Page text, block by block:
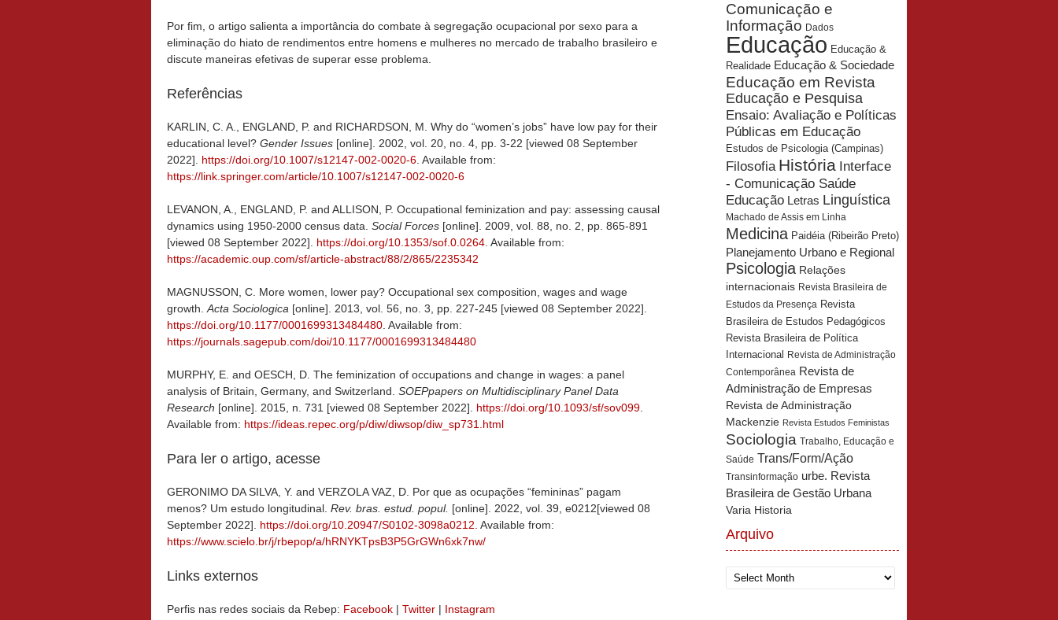
Por fim, o artigo salienta a importância do combate à segregação ocupacional por sexo para a
eliminação do hiato de rendimentos entre homens e mulheres no mercado de trabalho brasileiro e
discute maneiras efetivas de superar esse problema.
Referências
KARLIN, C. A., ENGLAND, P. and RICHARDSON, M. Why do “women’s jobs” have low pay for their
educational level? Gender Issues [online]. 2002, vol. 20, no. 4, pp. 3-22 [viewed 08 September
2022]. https://doi.org/10.1007/s12147-002-0020-6 . Available from:
https://link.springer.com/article/10.1007/s12147-002-0020-6
LEVANON, A., ENGLAND, P. and ALLISON, P. Occupational feminization and pay: assessing causal
dynamics using 1950-2000 census data. Social Forces [online]. 2009, vol. 88, no. 2, pp. 865-891
[viewed 08 September 2022]. https://doi.org/10.1353/sof.0.0264 . Available from:
https://academic.oup.com/sf/article-abstract/88/2/865/2235342
MAGNUSSON, C. More women, lower pay? Occupational sex composition, wages and wage
growth. Acta Sociologica [online]. 2013, vol. 56, no. 3, pp. 227-245 [viewed 08 September 2022].
https://doi.org/10.1177/0001699313484480 . Available from:
https://journals.sagepub.com/doi/10.1177/0001699313484480
MURPHY, E. and OESCH, D. The feminization of occupations and change in wages: a panel
analysis of Britain, Germany, and Switzerland. SOEPpapers on Multidisciplinary Panel Data
Research [online]. 2015, n. 731 [viewed 08 September 2022]. https://doi.org/10.1093/sf/sov099
Available from: https://ideas.repec.org/p/diw/diwsop/diw_sp731.html
Para ler o artigo, acesse
GERONIMO DA SILVA, Y. and VERZOLA VAZ, D. Por que as ocupações “femininas” pagam
menos? Um estudo longitudinal. Rev. bras. estud. popul. [online]. 2022, vol. 39, e0212[viewed 08
September 2022]. https://doi.org/10.20947/S0102-3098a0212. Available from:
https://www.scielo.br/j/rbepop/a/hRNYKTpsB3P5GrGWn6xk7nw/
Links externos
Perfis nas redes sociais da Rebep: Facebook | Twitter | Instagram
Comunicação e
Informação Dados
Educação Educação &
Realidade Educação & Sociedade
Educação em Revista
Educação e Pesquisa
Ensaio: Avaliação e Políticas
Públicas em Educação
Estudos de Psicologia (Campinas)
Filosofia História Interface
- Comunicação Saúde
Educação Letras Linguística
Machado de Assis em Linha
Medicina Paidéia (Ribeirão Preto)
Planejamento Urbano e Regional
Psicologia Relações
internacionais Revista Brasileira de
Estudos da Presença Revista
Brasileira de Estudos Pedagógicos
Revista Brasileira de Política
Internacional Revista de Administração
Contemporânea Revista de
Administração de Empresas
Revista de Administração
Mackenzie Revista Estudos Feministas
Sociologia Trabalho, Educação e
Saúde Trans/Form/Ação
Transinformação urbe. Revista
Brasileira de Gestão Urbana
Varia Historia
Arquivo
Arquivo